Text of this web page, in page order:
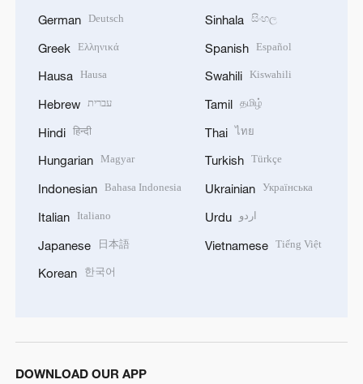
German Deutsch
Greek Ελληνικά
Hausa Hausa
Hebrew עברית
Hindi हिन्दी
Hungarian Magyar
Indonesian Bahasa Indonesia
Italian Italiano
Japanese 日本語
Korean 한국어
Sinhala සිංහල
Spanish Español
Swahili Kiswahili
Tamil தமிழ்
Thai ไทย
Turkish Türkçe
Ukrainian Українська
Urdu اردو
Vietnamese Tiếng Việt
DOWNLOAD OUR APP